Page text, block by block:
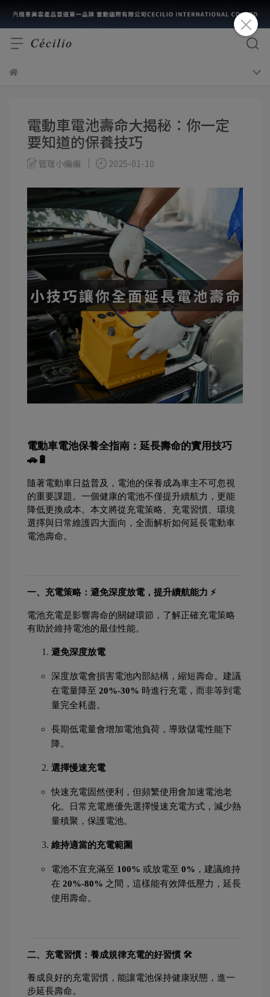
電動車電池壽命大揭秘：你一定
要知道的保養技巧
管理小編編 2025-01-10
電動車電池保養全指南：延長壽命的實用技巧
🚗🔋
隨著電動車日益普及，電池的保養成為車主不可忽視
的重要課題。一個健康的電池不僅提升續航力，更能
降低更換成本。本文將從充電策略、充電習慣、環境
選擇與日常維護四大面向，全面解析如何延長電動車
電池壽命。
一、充電策略：避免深度放電，提升續航能力 ⚡
電池充電是影響壽命的關鍵環節，了解正確充電策略
有助於維持電池的最佳性能。
避免深度放電
深度放電會損害電池內部結構，縮短壽命。建議
在電量降至 20%-30% 時進行充電，而非等到電
量完全耗盡。
長期低電量會增加電池負荷，導致儲電性能下
降。
選擇慢速充電
快速充電固然便利，但頻繁使用會加速電池老
化。日常充電應優先選擇慢速充電方式，減少熱
量積聚，保護電池。
維持適當的充電範圍
電池不宜充滿至 100% 或放電至 0% ，建議維持
在 20%-80% 之間，這樣能有效降低壓力，延長
使用壽命。
二、充電習慣：養成規律充電的好習慣 🛠️
養成良好的充電習慣，能讓電池保持健康狀態，進一
步延長壽命。